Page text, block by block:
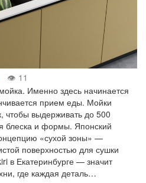
11
Именно здесь начинается
прием еды. Мойки
чтобы выдерживать до 500
блеска и формы. Японский
«сухой зоны» —
поверхностью для сушки
в Екатеринбурге — значит
где каждая деталь…